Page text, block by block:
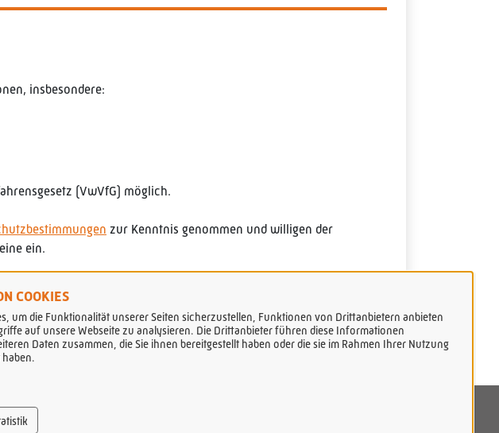
COOKIES
um die Funktionalität unserer Seiten sicherzustellen, Funktionen von Drittanbietern anbieten
auf unsere Webseite zu analysieren. Die Drittanbieter führen diese Informationen
Daten zusammen, die Sie ihnen bereitgestellt haben oder die sie im Rahmen Ihrer Nutzung
haben.
insbesondere:
(VwVfG) möglich.
zur Kenntnis genommen und willigen der
ein.